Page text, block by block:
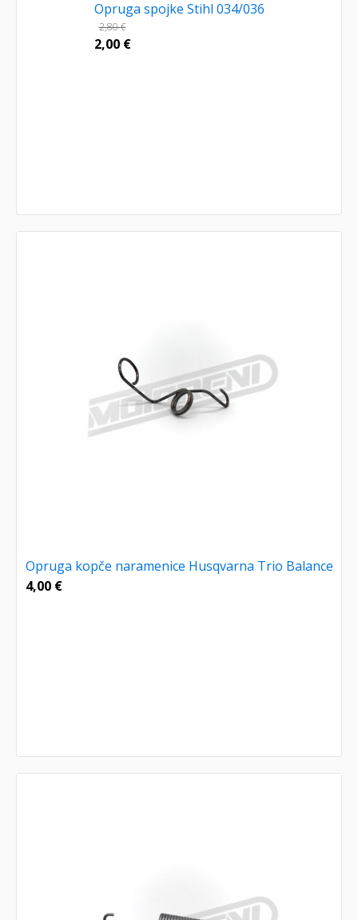
Opruga spojke Stihl 034/036
2,80€
2,00 €
Opruga kopče naramenice Husqvarna Trio Balance
4,00 €